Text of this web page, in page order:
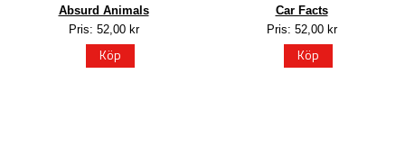
Absurd Animals
Pris: 52,00 kr
Köp
Car Facts
Pris: 52,00 kr
Köp